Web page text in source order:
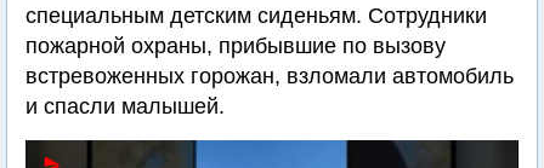
специальным детским сиденьям. Сотрудники
пожарной охраны, прибывшие по вызову
встревоженных горожан, взломали автомобиль
и спасли малышей.